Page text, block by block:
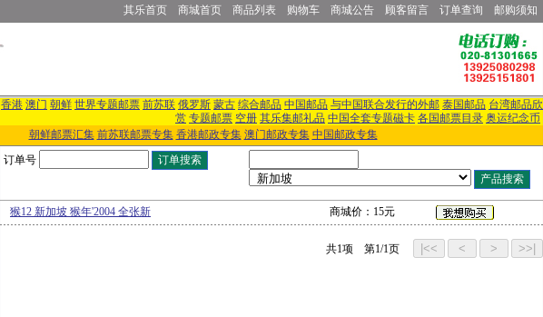
其乐首页 商城首页 商品列表 购物车 商城公告 顾客留言 订单查询 邮购须知
香港 澳门 朝鲜 世界专题邮票 前苏联 俄罗斯 蒙古 综合邮品 中国邮品 与中国联合发行的外邮 泰国邮品 台湾邮品欣
赏 专题邮票 空册 其乐集邮礼品 中国全套专题磁卡 各国邮票目录 奥运纪念币
朝鲜邮票汇集 前苏联邮票专集 香港邮政专集 澳门邮政专集 中国邮政专集
订单号
猴12 新加坡 猴年'2004 全张新 商城价：15元
共1项 第1/1页